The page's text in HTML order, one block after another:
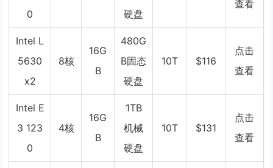
0
硬盘
查看
Intel L
5630
x2
8核
16G
B
480G
B固态
硬盘
10T $116
点击
查看
Intel E
3 123
0
4核
16G
B
1TB
机械
硬盘
10T $131
点击
查看